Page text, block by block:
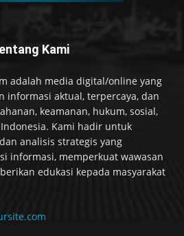
Kami
adalah media digital/online yang
informasi aktual, terpercaya, dan
keamanan, hukum, sosial,
Kami hadir untuk
analisis strategis yang
informasi, memperkuat wawasan
edukasi kepada masyarakat